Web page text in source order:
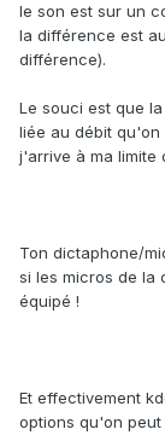
le son est sur un
la différence est
différence).
Le souci est que
liée au débit
j'arrive à ma limite
Ton dictaphone/
si les micros de la
équipé !
Et effectivement
options qu'on